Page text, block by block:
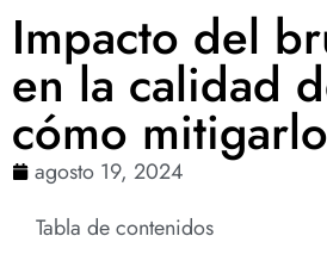
Impacto del
en la calidad
cómo mitigarlo
agosto 19, 2024
Tabla de contenidos